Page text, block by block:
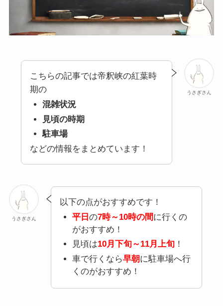
うさぎさん
こちらの記事では帝釈峡の紅葉時
期の
混雑状況
見頃の時期
駐車場
などの情報をまとめています！
うさぎさん
以下の点がおすすめです！
平日の7時～10時の間に行くの
がおすすめ！
見頃は10月下旬～11月上旬 ！
車で行くなら早朝に駐車場へ行
くのがおすすめ！